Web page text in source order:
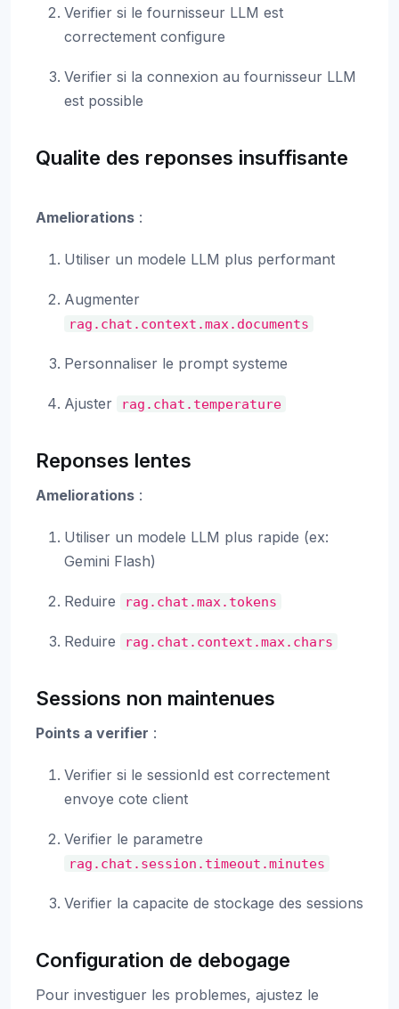
Verifier si le fournisseur LLM est
correctement configure
Verifier si la connexion au fournisseur LLM
est possible
Qualite des reponses insuffisante
Ameliorations :
Utiliser un modele LLM plus performant
Augmenter
rag.chat.context.max.documents
Personnaliser le prompt systeme
Ajuster rag.chat.temperature
Reponses lentes
Ameliorations :
Utiliser un modele LLM plus rapide (ex:
Gemini Flash)
Reduire rag.chat.max.tokens
Reduire rag.chat.context.max.chars
Sessions non maintenues
Points a verifier :
Verifier si le sessionId est correctement
envoye cote client
Verifier le parametre
rag.chat.session.timeout.minutes
Verifier la capacite de stockage des sessions
Configuration de debogage
Pour investiguer les problemes, ajustez le